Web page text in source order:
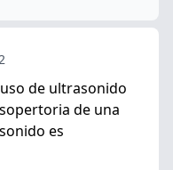
de ultrasonido
de una
es